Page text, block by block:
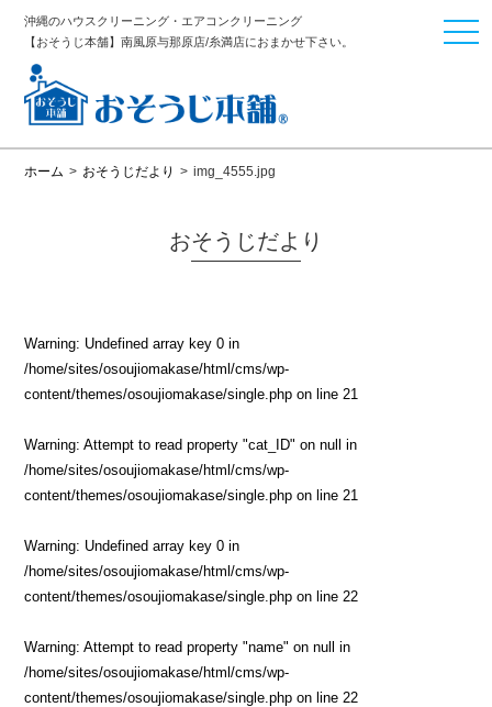
沖縄のハウスクリーニング・エアコンクリーニング
【おそうじ本舗】南風原与那原店/糸満店におまかせ下さい。
ホーム > おそうじだより > img_4555.jpg
おそうじだより
Warning: Undefined array key 0 in
/home/sites/osoujiomakase/html/cms/wp-
content/themes/osoujiomakase/single.php on line 21
Warning: Attempt to read property "cat_ID" on null in
/home/sites/osoujiomakase/html/cms/wp-
content/themes/osoujiomakase/single.php on line 21
Warning: Undefined array key 0 in
/home/sites/osoujiomakase/html/cms/wp-
content/themes/osoujiomakase/single.php on line 22
Warning: Attempt to read property "name" on null in
/home/sites/osoujiomakase/html/cms/wp-
content/themes/osoujiomakase/single.php on line 22